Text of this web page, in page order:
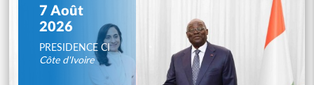
7 Août
2026
PRESIDENCE CI
Côte d'Ivoire